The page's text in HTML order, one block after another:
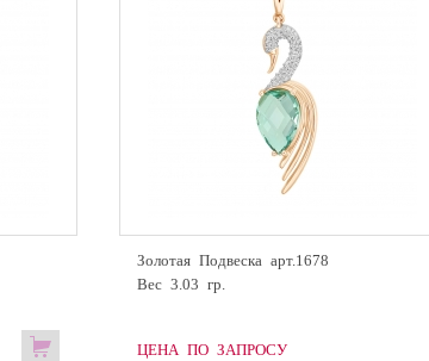
Золотая Подвеска арт.1678
Вес 3.03 гр.
ЦЕНА ПО ЗАПРОСУ